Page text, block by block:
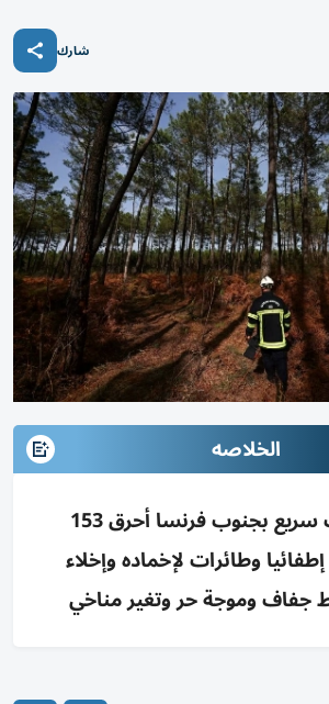
شارك
الخلاصه
حريق غابات سريع بجنوب فرنسا أحرق 153
هكتارا؛ 270 إطفائيا وطائرات لإخماده وإخلاء
جفاف وموجة حر وتغير مناخي